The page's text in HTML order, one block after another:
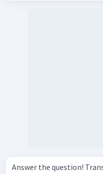
Answer the question! Translate into Indonesia. I saw Malin